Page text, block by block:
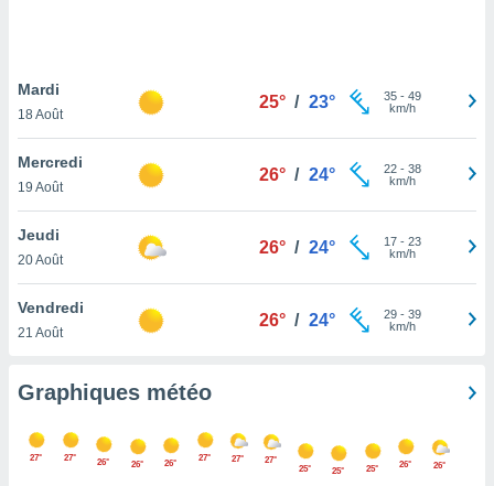
pas
de
à
cas,
que
sur le
ne
Mardi
18 Août
25° / 23° 35- 49
km/h
Mercredi
19 Août
26° / 24° 22- 38
km/h
Jeudi
20 Août
26° / 24° 17- 23
km/h
Vendredi
21 Août
26° / 24° 29- 39
km/h
Graphiques météo
27° 27° 26° 26° 26°
27° 27°
27°
25°
25° 25° 26° 26°